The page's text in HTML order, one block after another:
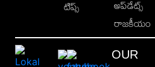
టిప్స్
అప్‌డేట్స్
రాజకీయం
OUR